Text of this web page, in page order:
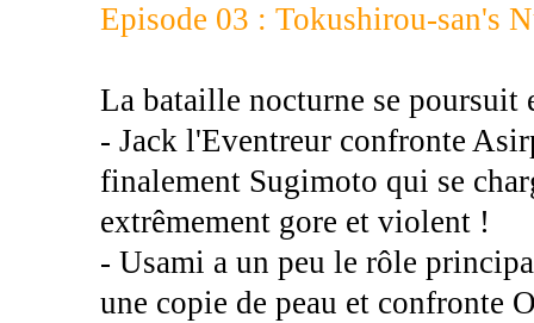
Episode 03 : Tokushirou-san's
La bataille nocturne se poursuit
- Jack l'Eventreur confronte
finalement Sugimoto qui se
extrêmement gore et violent !
- Usami a un peu le rôle
une copie de peau et confronte